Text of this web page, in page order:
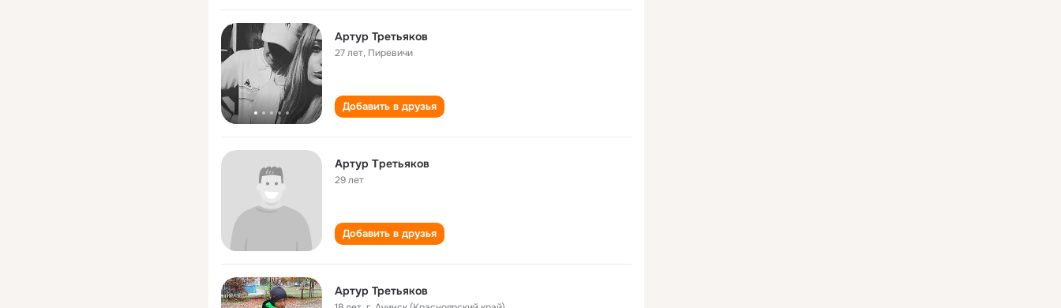
Артур Третьяков
27 лет, Пиревичи
Добавить в друзья
Αртур Τретьяков
29 лет
Добавить в друзья
Артур Третьяков